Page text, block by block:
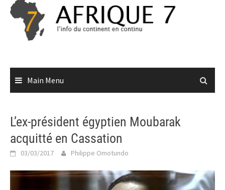
Skip
content
Main Menu
L’ex-président égyptien Moubarak
acquitté en Cassation
03/03/2017 Philippe Omotundo